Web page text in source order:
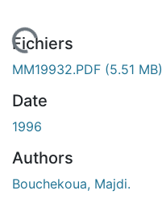
Fichiers
MM19932.PDF (5.51 MB)
Date
1996
Authors
Bouchekoua, Majdi.